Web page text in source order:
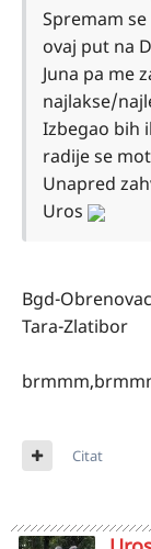
Spremam
ovaj put na
Juna pa me
najlakse/
Izbegao bih
radije se
Unapred
Uros
Bgd-
Tara-Zlatibor
Citat